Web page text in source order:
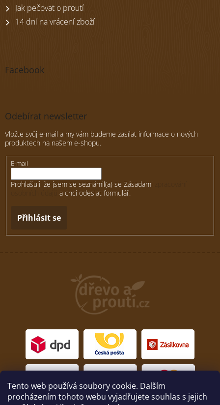
Tento web používá soubory cookie. Dalším
procházením tohoto webu vyjadřujete souhlas s jejich
Jak pečovat o proutí
14 dní na vrácení zboží
Facebook
Odebírat newsletter
Vložte svůj e-mail a my vám budeme zasílat informace o nových
produktech na našem e-shopu.
E-mail
Prohlašuji, že jsem se seznámil(a) se Zásadami
a chci odeslat formulář.
Přihlásit se